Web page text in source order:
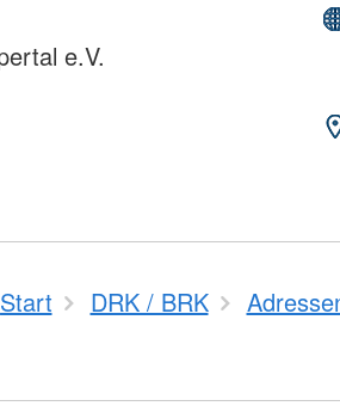
e.V.
Start DRK / BRK